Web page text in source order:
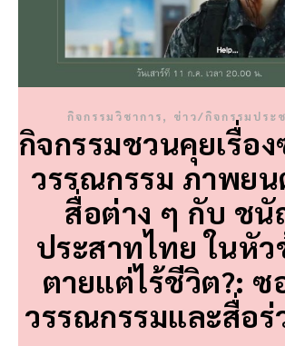
กิจกรรมวิชาการ, ข่าว/กิจกรรมประ
กิจกรรมชวนคุยเรื่อ
วรรณกรรม ภาพย
สื่อต่าง ๆ กับ ช
ประสาทไทย ในหัว
ตายแต่ไร้ชีวิต?: ซ
วรรณกรรมและสื่อร่